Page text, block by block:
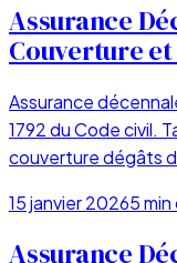
Assurance
Couverture
Assurance
1792 du Code civil.
couverture dégâts
15 janvier 20265
Assurance